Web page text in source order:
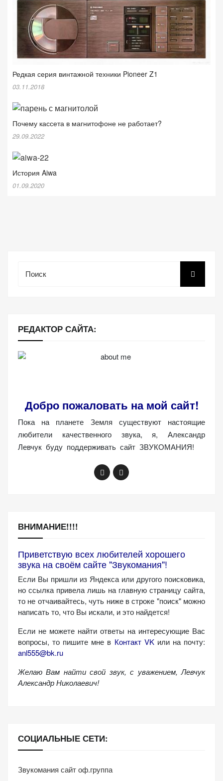
Редкая серия винтажной техники Pioneer Z1
03.11.2018
Почему кассета в магнитофоне не работает?
29.09.2022
История Aiwa
01.09.2020
РЕДАКТОР САЙТА:
Добро пожаловать на мой сайт!
Пока на планете Земля существуют настоящие
любители качественного звука, я, Александр
Левчук буду поддерживать сайт ЗВУКОМАНИЯ!
ВНИМАНИЕ!!!!
Приветствую всех любителей хорошего
звука на своём сайте "Звукомания"!
Если Вы пришли из Яндекса или другого поисковика,
но ссылка привела лишь на главную страницу сайта,
то не отчаивайтесь, чуть ниже в строке "поиск" можно
написать то, что Вы искали, и это найдется!
Если не можете найти ответы на интересующие Вас
вопросы, то пишите мне в Контакт VKили на почту:
anl555@bk.ru
Желаю Вам найти свой звук, с уважением, Левчук
Александр Николаевич!
СОЦИАЛЬНЫЕ СЕТИ:
Звукомания сайт оф.группа